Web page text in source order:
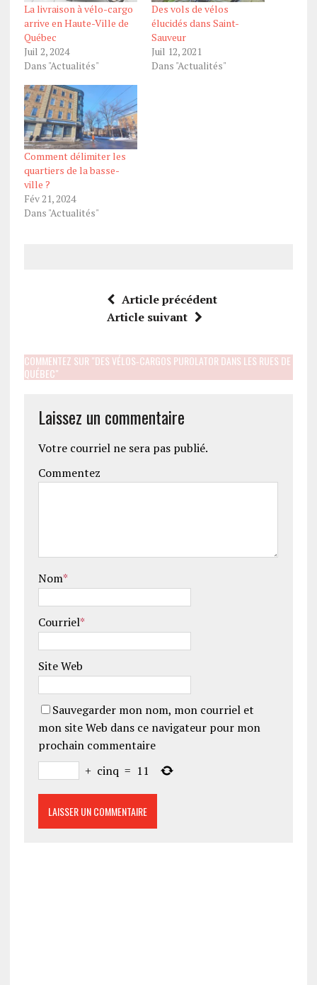
La livraison à vélo-cargo
arrive en Haute-Ville de
Québec
Juil 2, 2024
Dans "Actualités"
Des vols de vélos
élucidés dans Saint-
Sauveur
Juil 12, 2021
Dans "Actualités"
Comment délimiter les
quartiers de la basse-
ville ?
Fév 21, 2024
Dans "Actualités"
Article précédent
Article suivant
COMMENTEZ SUR "DES VÉLOS‑CARGOS PUROLATOR DANS LES RUES DE
QUÉBEC"
Laissez un commentaire
Votre courriel ne sera pas publié.
Commentez
Nom*
Courriel*
Site Web
Sauvegarder mon nom, mon courriel et
mon site Web dans ce navigateur pour mon
prochain commentaire
+ cinq = 11